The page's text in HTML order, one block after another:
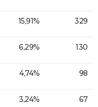
15,91% 329
6,29% 130
4,74% 98
3,24% 67